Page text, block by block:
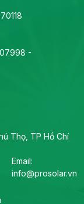
-
Thọ, TP Hồ Chí
Email:
info@prosolar.vn